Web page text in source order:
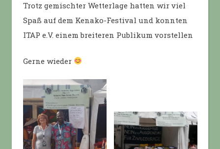
Trotz gemischter Wetterlage hatten wir viel
Spaß auf dem Kenako-Festival und konnten
ITAP e.V. einem breiteren Publikum vorstellen
Gerne wieder